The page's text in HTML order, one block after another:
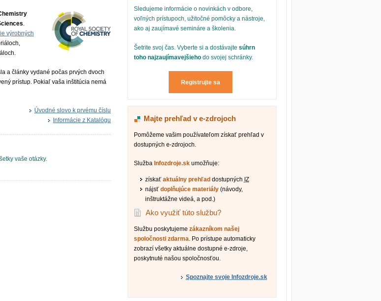
.
výrobných
a články vydané počas prvých dvoch
prístup. Pokiaľ vaša inštitúcia nemá
Úvodné slovo k prvému číslu
Informácie z Katalógu
vaše otázky.
Sledujeme informácie o novinkách v odbore,
voľných prístupoch, užitočné pomôcky a nástroje,
ako aj zaujímavé semináre a školenia.
Šetrite svoj čas. Vyberte si a dostávajtesúhrn
toho najzaujímavejšieho do svojej schránky.
Registrujte sa
Majte prehľad v e-zdrojoch
Pomôžeme vašim používateľom získať prehľad v
dostupných e-zdrojoch.
Služba Infozdroje.sk umožňuje:
získať aktuálny prehľaddostupných IZ
nájsť doplňujúce materiály(návody,
inštruktážne videá, a pod.)
Ako využiť túto službu?
Službu poskytujemezákazníkom našej
spoločnosti zdarma. Po prístupe automaticky
zobrazí všetky aktuálne dostupné e-zdroje,
poskytnuté našou spoločnosťou.
Spoznajte svoje Infozdroje.sk